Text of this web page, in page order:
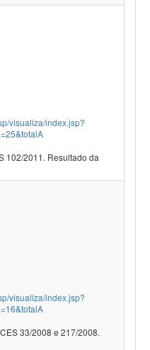
visualiza/index.jsp?
102/2011. Resultado da
visualiza/index.jsp?
33/2008 e 217/2008.